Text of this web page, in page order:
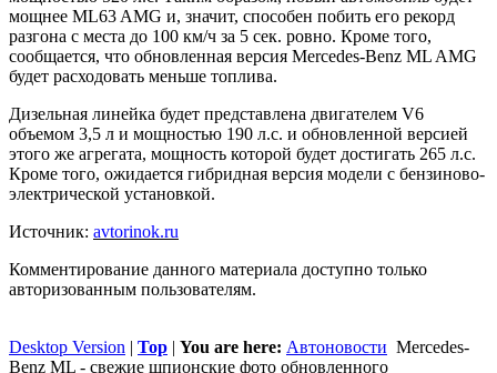
мощнее ML63 AMG и, значит, способен побить его рекорд
разгона с места до 100 км/ч за 5 сек. ровно. Кроме того,
сообщается, что обновленная версия Mercedes-Benz ML AMG
будет расходовать меньше топлива.
Дизельная линейка будет представлена двигателем V6
объемом 3,5 л и мощностью 190 л.с. и обновленной версией
этого же агрегата, мощность которой будет достигать 265 л.с.
Кроме того, ожидается гибридная версия модели с бензиново-
электрической установкой.
Источник: avtorinok.ru
Комментирование данного материала доступно только
авторизованным пользователям.
Desktop Version | Top | You are here: Автоновости Mercedes-
Benz ML - свежие шпионские фото обновленного